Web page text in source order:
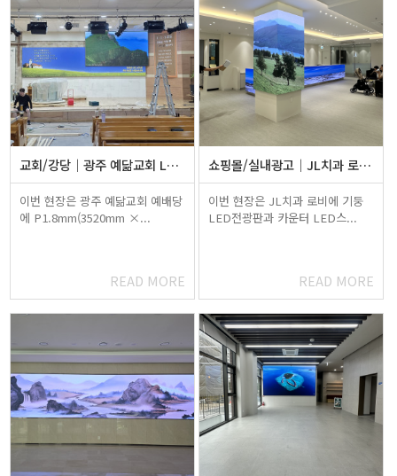
교회/강당 광주 예닮교회 LED전광판 설치
이번 현장은 광주 예닮교회 예배당
에 P1.8mm(3520mm ×...
READ MORE
쇼핑몰/실내광고 JL치과 로비 기둥 LED전광판 및 …
이번 현장은 JL치과 로비에 기둥
LED전광판과 카운터 LED스...
READ MORE